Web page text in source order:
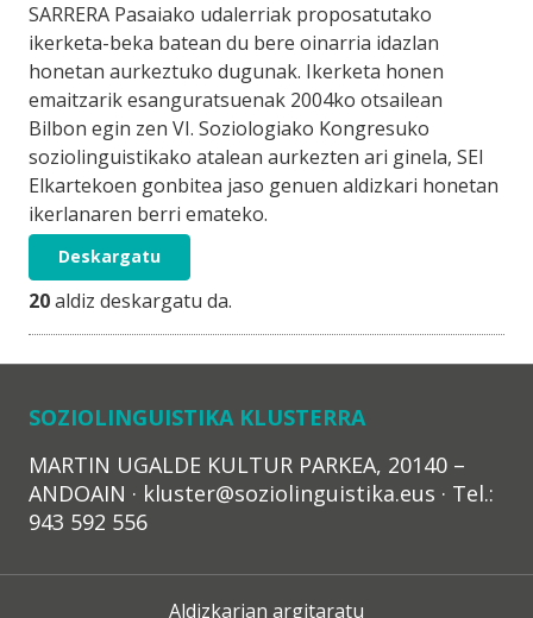
SARRERA Pasaiako udalerriak proposatutako
ikerketa-beka batean du bere oinarria idazlan
honetan aurkeztuko dugunak. Ikerketa honen
emaitzarik esanguratsuenak 2004ko otsailean
Bilbon egin zen VI. Soziologiako Kongresuko
soziolinguistikako atalean aurkezten ari ginela, SEI
Elkartekoen gonbitea jaso genuen aldizkari honetan
ikerlanaren berri emateko.
Deskargatu
20aldiz deskargatu da.
SOZIOLINGUISTIKA KLUSTERRA
MARTIN UGALDE KULTUR PARKEA, 20140 –
ANDOAIN · kluster@soziolinguistika.eus · Tel.:
943 592 556
Aldizkarian argitaratu